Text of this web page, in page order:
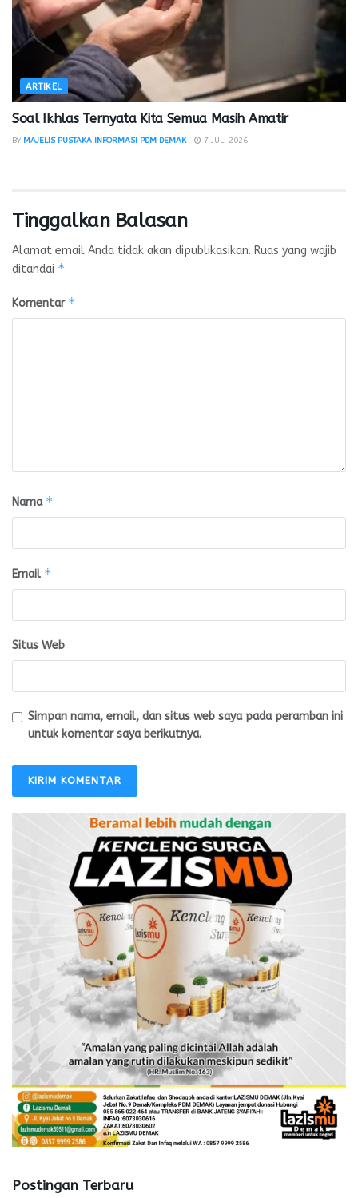
ARTIKEL
Soal Ikhlas Ternyata Kita Semua Masih Amatir
BY MAJELIS PUSTAKA INFORMASI PDM DEMAK 7 JULI 2026
Tinggalkan Balasan
Alamat email Anda tidak akan dipublikasikan. Ruas yang wajib
ditandai *
Komentar *
Nama *
Email *
Situs Web
Simpan nama, email, dan situs web saya pada peramban ini
untuk komentar saya berikutnya.
Postingan Terbaru